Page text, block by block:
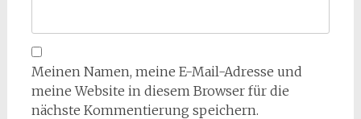
Meinen Namen, meine E-Mail-Adresse und
meine Website in diesem Browser für die
nächste Kommentierung speichern.